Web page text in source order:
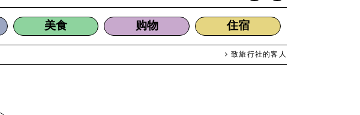
English
日本語
简体中文
美食 购物 住宿
致旅行社的客人